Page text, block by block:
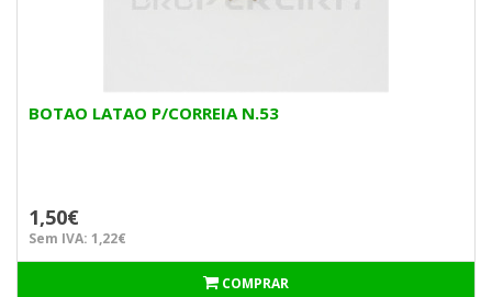
BOTAO LATAO P/CORREIA N.53
1,50€
Sem IVA: 1,22€
COMPRAR